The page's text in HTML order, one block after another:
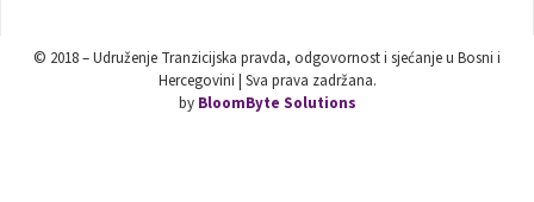
© 2018 – Udruženje Tranzicijska pravda, odgovornost i sjećanje u Bosni i
Hercegovini | Sva prava zadržana.
by BloomByte Solutions